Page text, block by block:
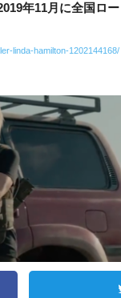
年11月に全国ロ
linda-hamilton-1202144168/